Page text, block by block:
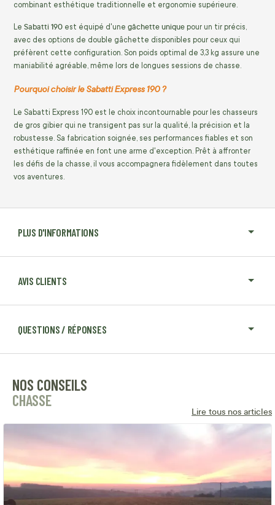
PLUS D'INFORMATIONS
AVIS CLIENTS
QUESTIONS / RÉPONSES
combinant esthétique traditionnelle et ergonomie supérieure.
Le Sabatti 190 est équipé d'une gâchette unique pour un tir précis,
avec des options de double gâchette disponibles pour ceux qui
préfèrent cette configuration. Son poids optimal de 3,3 kg assure une
maniabilité agréable, même lors de longues sessions de chasse.
Pourquoi choisir le Sabatti Express 190 ?
Le Sabatti Express 190 est le choix incontournable pour les chasseurs
de gros gibier qui ne transigent pas sur la qualité, la précision et la
robustesse. Sa fabrication soignée, ses performances fiables et son
esthétique raffinée en font une arme d'exception. Prêt à affronter
les défis de la chasse, il vous accompagnera fidèlement dans toutes
vos aventures.
NOS CONSEILS
CHASSE
Lire tous nos articles